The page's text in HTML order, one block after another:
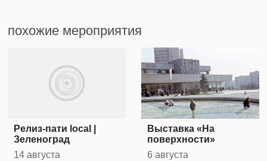
похожие мероприятия
Релиз-пати local |
Зеленоград
14 августа
Выставка «На
поверхности»
6 августа